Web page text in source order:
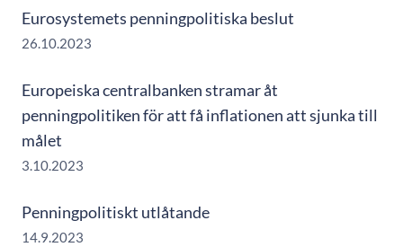
Eurosystemets penningpolitiska beslut
26.10.2023
Europeiska centralbanken stramar åt
penningpolitiken för att få inflationen att sjunka till
målet
3.10.2023
Penningpolitiskt utlåtande
14.9.2023